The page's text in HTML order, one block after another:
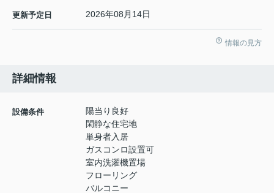
更新予定日 2026年08月14日
情報の見方
詳細情報
設備条件
陽当り良好
閑静な住宅地
単身者入居
ガスコンロ設置可
室内洗濯機置場
フローリング
バルコニー